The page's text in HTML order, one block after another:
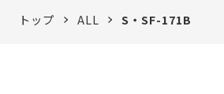
トップ ALL S・SF-171B